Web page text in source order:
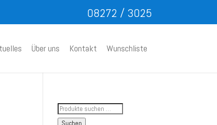
08272 / 3025
Über uns Kontakt Wunschliste
Suche
nach
Suchen